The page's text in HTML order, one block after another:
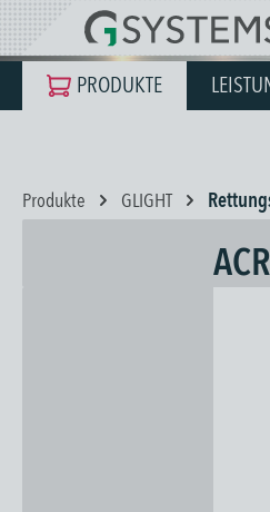
Zur
PRODUKTE
Produkte GLIGHT